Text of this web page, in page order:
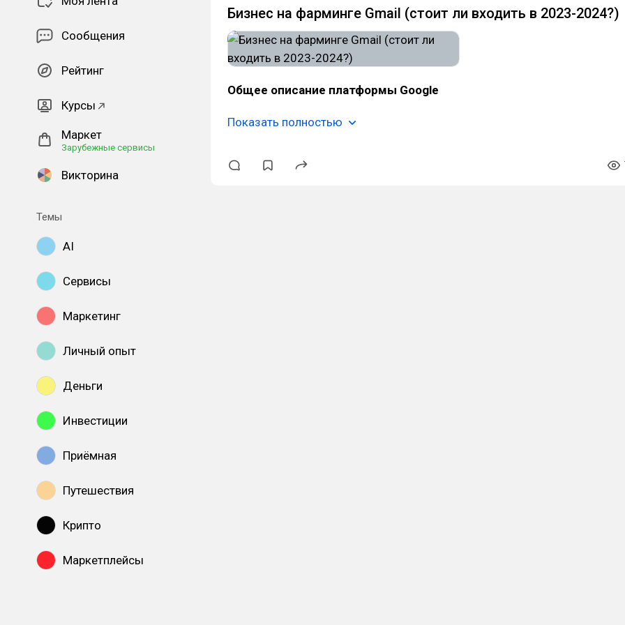
Сообщения
Рейтинг
Курсы
Маркет
Зарубежные сервисы
Викторина
Темы
AI
Сервисы
Маркетинг
Личный опыт
Деньги
Инвестиции
Приёмная
Путешествия
Крипто
Маркетплейсы
Бизнес на фарминге Gmail (стоит ли входить в 2023-2024?)
Общее описание платформы Google
Показать полностью